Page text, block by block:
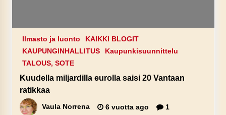
Ilmasto ja luonto
KAIKKI BLOGIT
KAUPUNGINHALLITUS
Kaupunkisuunnittelu
TALOUS, SOTE
Kuudella miljardilla eurolla saisi 20 Vantaan
ratikkaa
Vaula Norrena 6 vuotta ago 1